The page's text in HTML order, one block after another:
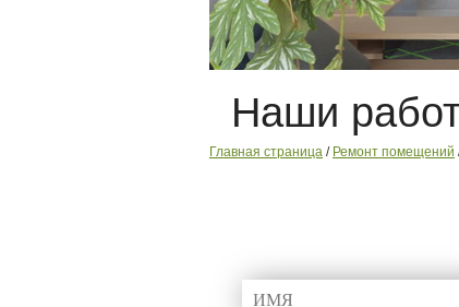
Наши
Главная страница / Ремонт помещений